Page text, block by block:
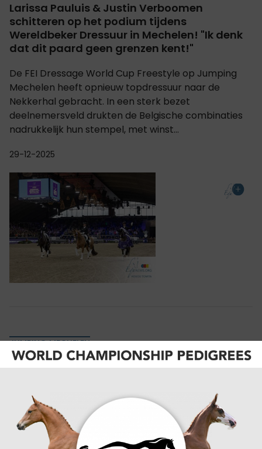
Larissa Pauluis & Justin Verboomen
schitteren op het podium tijdens
Wereldbeker Dressuur in Mechelen! "Ik denk
dat dit paard geen grenzen kent!"
De FEI Dressage World Cup Freestyle op Jumping
Mechelen heeft opnieuw topdressuur naar de
Nekkerhal gebracht. In een sterk bezet
deelnemersveld drukten de Belgische combinaties
nadrukkelijk hun stempel, met winst...
29-12-2025
JUMPING MECHELEN
Wim Vinckx ongenaakbaar in 1m35-rubriek
Op Jumping Mechelen is de CSI2* Greenfield
Selection, een 1m35-rubriek tegen de klok,
uitgedraaid op een Belgische topdag. In een proef
waar snelheid en controle hand in hand moesten